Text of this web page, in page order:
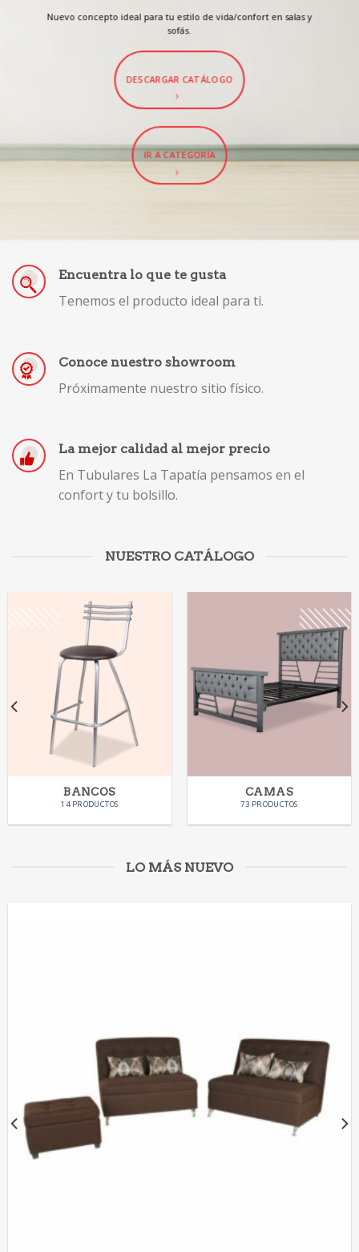
Nuevo concepto ideal para tu estilo de vida/confort en salas y
sofás.
DESCARGAR CATÁLOGO
IR A CATEGORÍA
Encuentra lo que te gusta
Tenemos el producto ideal para ti.
Conoce nuestro showroom
Próximamente nuestro sitio físico.
La mejor calidad al mejor precio
En Tubulares La Tapatía pensamos en el
confort y tu bolsillo.
NUESTRO CATÁLOGO
BANCOS
14 PRODUCTOS
CAMAS
73 PRODUCTOS
LO MÁS NUEVO